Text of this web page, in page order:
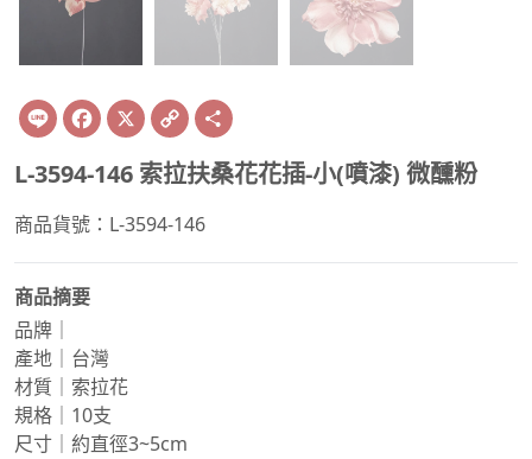
Line Facebook
X Copy
Link
L-3594-146 索拉扶桑花花插-小(噴漆) 微醺粉
商品貨號：L-3594-146
商品摘要
品牌｜
產地｜台灣
材質｜索拉花
規格｜10支
尺寸｜約直徑3~5cm